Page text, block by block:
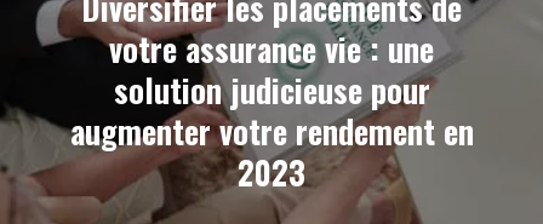
votre assurance vie : une
solution judicieuse pour
augmenter votre rendement en
2023